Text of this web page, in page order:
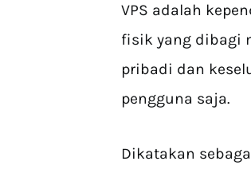
VPS adalah
fisik yang dibagi
pribadi dan
pengguna saja.
Dikatakan